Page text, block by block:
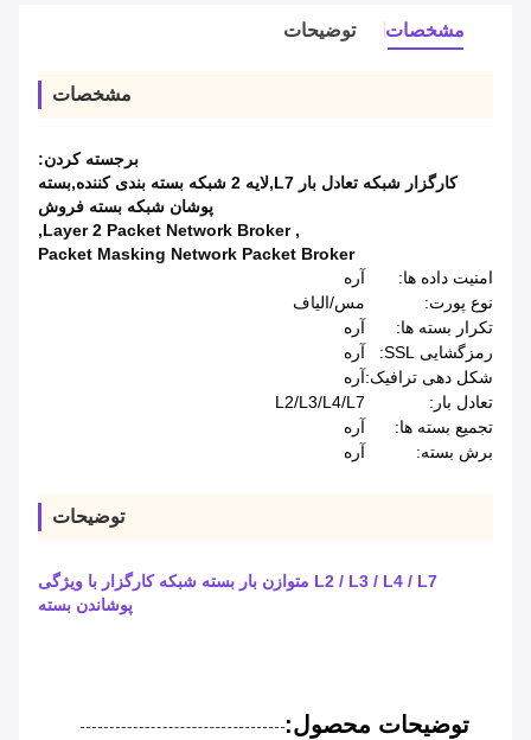
مشخصات توضیحات
مشخصات
برجسته کردن:
کارگزار شبکه تعادل بار L7,لایه 2 شبکه بسته بندی کننده,بسته
پوشان شبکه بسته فروش
,
Layer 2 Packet Network Broker
,
Packet Masking Network Packet Broker
امنیت داده ها:
آره
نوع پورت:
مس/الیاف
تکرار بسته ها:
آره
رمزگشایی SSL:
آره
شکل دهی ترافیک:آره
تعادل بار:
L2/L3/L4/L7
تجمیع بسته ها:
آره
برش بسته:
آره
توضیحات
L2 / L3 / L4 / L7 متوازن بار بسته شبکه کارگزار با ویژگی
پوشاندن بسته
توضیحات محصول: